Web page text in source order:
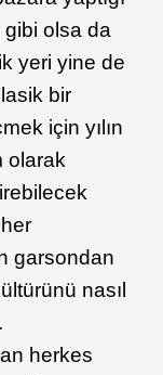
gibi olsa da
yeri yine de
bir
için yılın
olarak
garsondan
nasıl
herkes